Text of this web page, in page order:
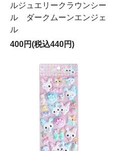
ルジュエリークラウンシー
ル ダークムーンエンジェ
ル
400円(税込440円)